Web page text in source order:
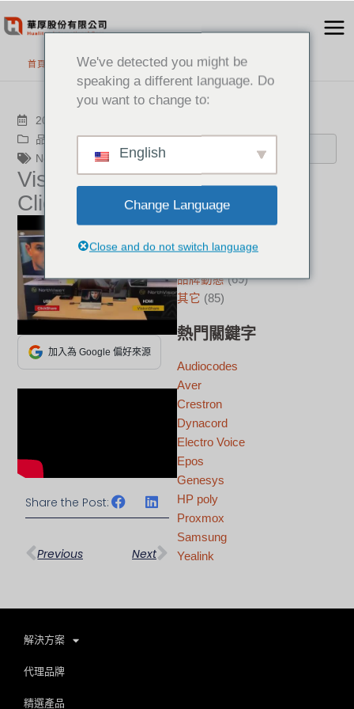
至
首頁 最新消息
2024-07-07
品牌動態
NorthVision
VisionShare vs
ClickShare 2
加入為 Google 偏好來源
Share the Post:
上一頁
Previous Next
下一篇
搜尋
分類
新聞中心(21)
成功案例
品牌動態(69)
其它 (85)
熱門關鍵字
Audiocodes
Aver
Crestron
Dynacord
Electro Voice
Epos
Genesys
HP poly
Proxmox
Samsung
Yealink
解決方案
代理品牌
精選產品
We've detected you might be
speaking a different language. Do
you want to change to:
English
Change Language
Close and do not switch language